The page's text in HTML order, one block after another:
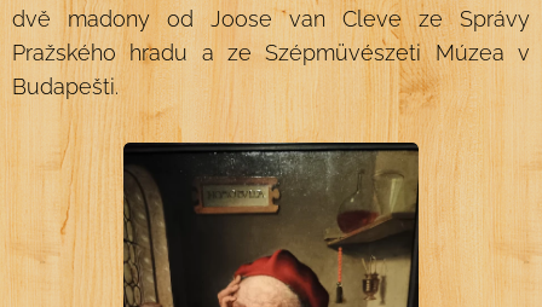
dvě madony od Joose van Cleve ze Správy
Pražského hradu a ze Szépmüvészeti Múzea v
Budapešti.